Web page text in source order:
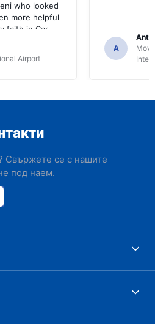
who looked
more helpful
faith in Car
Airport
A
Свържете се с нашите
под наем.